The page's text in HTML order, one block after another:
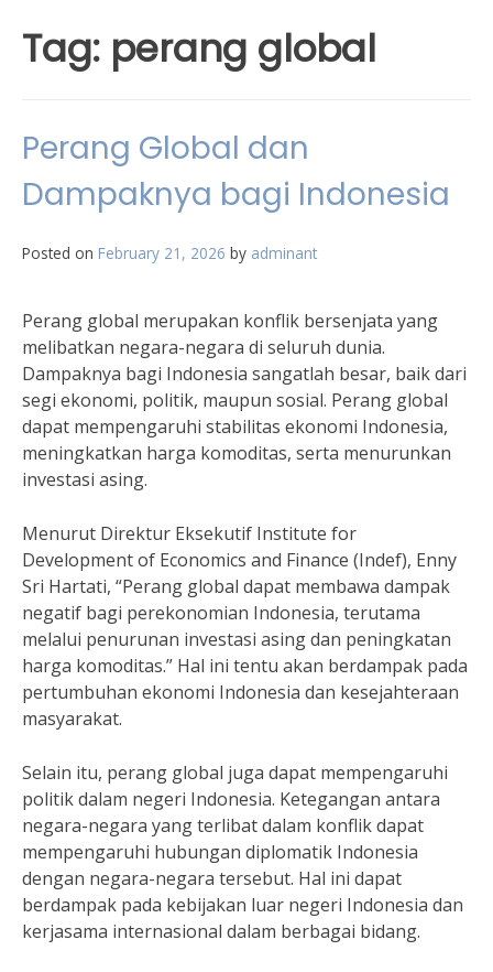
Tag: perang global
Perang Global dan
Dampaknya bagi Indonesia
Posted on February 21, 2026 by adminant
Perang global merupakan konflik bersenjata yang
melibatkan negara-negara di seluruh dunia.
Dampaknya bagi Indonesia sangatlah besar, baik dari
segi ekonomi, politik, maupun sosial. Perang global
dapat mempengaruhi stabilitas ekonomi Indonesia,
meningkatkan harga komoditas, serta menurunkan
investasi asing.
Menurut Direktur Eksekutif Institute for
Development of Economics and Finance (Indef), Enny
Sri Hartati, “Perang global dapat membawa dampak
negatif bagi perekonomian Indonesia, terutama
melalui penurunan investasi asing dan peningkatan
harga komoditas.” Hal ini tentu akan berdampak pada
pertumbuhan ekonomi Indonesia dan kesejahteraan
masyarakat.
Selain itu, perang global juga dapat mempengaruhi
politik dalam negeri Indonesia. Ketegangan antara
negara-negara yang terlibat dalam konflik dapat
mempengaruhi hubungan diplomatik Indonesia
dengan negara-negara tersebut. Hal ini dapat
berdampak pada kebijakan luar negeri Indonesia dan
kerjasama internasional dalam berbagai bidang.